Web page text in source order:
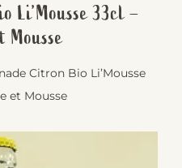
Li’Mousse 33cl –
Mousse
Citron Bio Li’Mousse
et Mousse